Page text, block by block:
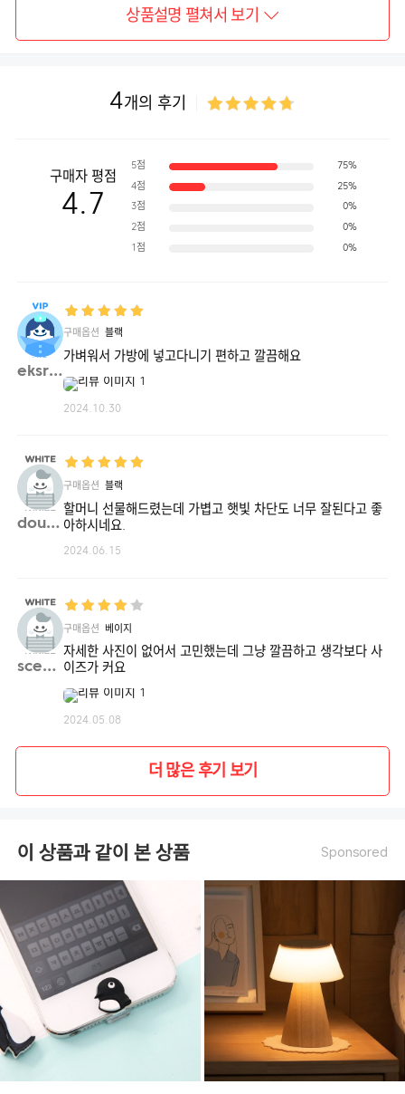
상품설명 펼쳐서 보기
4개의 후기
구매자 평점
4.7
5점 75%
4점 25%
3점 0%
2점 0%
1점 0%
eksrh**
구매옵션 블랙
가벼워서 가방에 넣고다니기 편하고 깔끔해요
2024.10.30
doubl**
구매옵션 블랙
할머니 선물해드렸는데 가볍고 햇빛 차단도 너무 잘된다고 좋
아하시네요.
2024.06.15
scent**
구매옵션 베이지
자세한 사진이 없어서 고민했는데 그냥 깔끔하고 생각보다 사
이즈가 커요
2024.05.08
더 많은 후기 보기
이 상품과 같이 본 상품 Sponsored